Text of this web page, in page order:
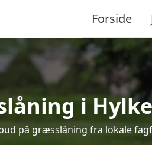
Forside
i
på græsslåning fra lokale